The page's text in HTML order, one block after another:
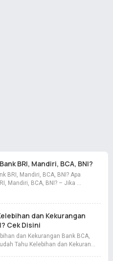
BRI, Mandiri, BCA, BNI?
BRI, Mandiri, BCA, BNI? Apa
Mandiri, BCA, BNI? – Jika …
dan Kekurangan
Cek Disini
dan Kekurangan Bank BCA,
Tahu Kelebihan dan Kekuran…